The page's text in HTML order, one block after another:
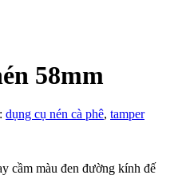
58mm
dụng cụ nén cà phê, tamper
cầm màu đen đường kính đế